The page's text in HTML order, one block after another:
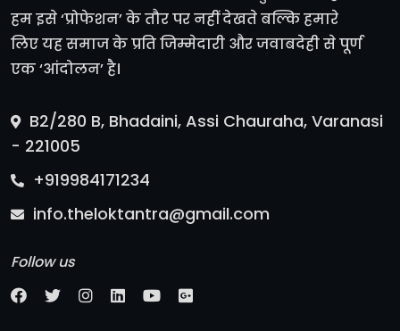
हम इसे ‘प्रोफेशन’ के तौर पर नहीं देखते बल्कि हमारे
लिए यह समाज के प्रति जिम्मेदारी और जवाबदेही से पूर्ण
एक ‘आंदोलन’ है।
B2/280 B, Bhadaini, Assi Chauraha, Varanasi
- 221005
+919984171234
info.theloktantra@gmail.com
Follow us